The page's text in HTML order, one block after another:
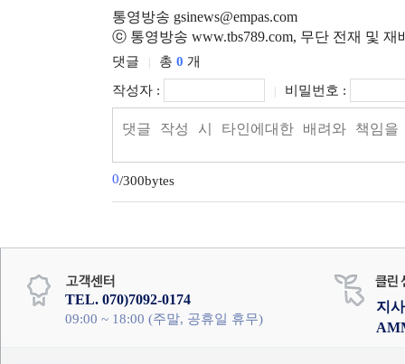
통영방송 gsinews@empas.com
ⓒ 통영방송 www.tbs789.com, 무단 전재 및 재
댓글 총 0 개
작성자 :
비밀번호 :
0/300bytes
TEL. 070)7092-0174
09:00 ~ 18:00 (주말, 공휴일 휴무)
지